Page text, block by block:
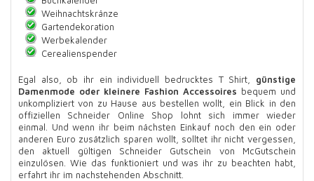
Weihnachtskränze
Gartendekoration
Werbekalender
Cerealienspender
Egal also, ob ihr ein individuell bedrucktes T Shirt, günstige
Damenmode oder kleinere Fashion Accessoires bequem und
unkompliziert von zu Hause aus bestellen wollt, ein Blick in den
offiziellen Schneider Online Shop lohnt sich immer wieder
einmal. Und wenn ihr beim nächsten Einkauf noch den ein oder
anderen Euro zusätzlich sparen wollt, solltet ihr nicht vergessen,
den aktuell gültigen Schneider Gutschein von McGutschein
einzulösen. Wie das funktioniert und was ihr zu beachten habt,
erfahrt ihr im nachstehenden Abschnitt.